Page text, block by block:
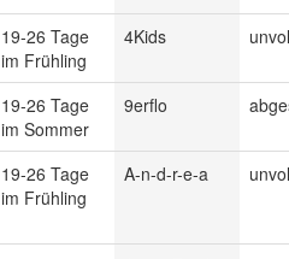
19-26 Tage
im Frühling
4Kids
19-26 Tage
im Sommer
9erflo
19-26 Tage
im Frühling
A-n-d-r-e-a